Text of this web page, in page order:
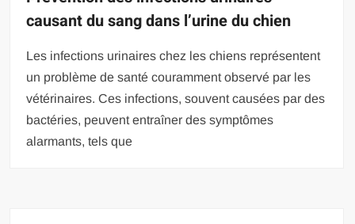
causant du sang dans l’urine du chien
Les infections urinaires chez les chiens représentent
un problème de santé couramment observé par les
vétérinaires. Ces infections, souvent causées par des
bactéries, peuvent entraîner des symptômes
alarmants, tels que